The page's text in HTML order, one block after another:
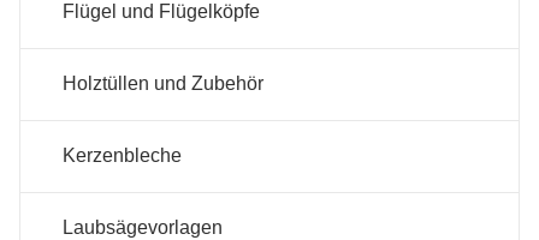
Flügel und Flügelköpfe
Holztüllen und Zubehör
Kerzenbleche
Laubsägevorlagen